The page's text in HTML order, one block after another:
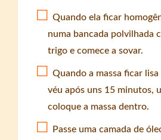
Quando ela ficar
numa bancada polvilhada
trigo e comece a sovar.
Quando a massa ficar
véu após uns 15 minutos,
coloque a massa dentro.
Passe uma camada de